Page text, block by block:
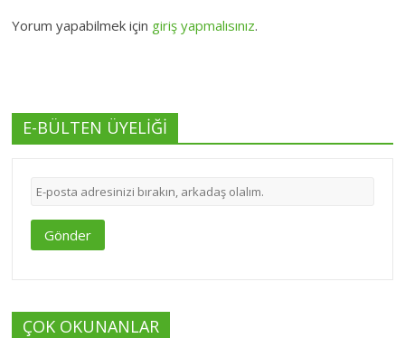
Yorum yapabilmek için giriş yapmalısınız.
E-BÜLTEN ÜYELİĞİ
Gönder
ÇOK OKUNANLAR